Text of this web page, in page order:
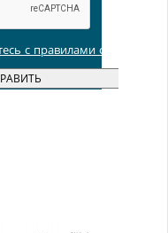
с правилами обработки